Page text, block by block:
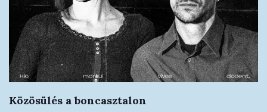
Közösülés a boncasztalon